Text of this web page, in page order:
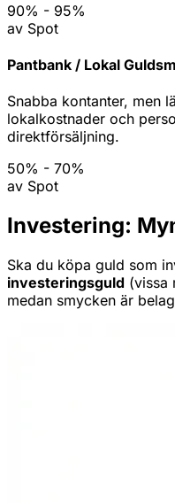
90% - 95%
av Spot
Pantbank / Lokal
Snabba kontanter, men
lokalkostnader och
direktförsäljning.
50% - 70%
av Spot
Investering:
Ska du köpa guld som
investeringsguld (vissa
medan smycken är